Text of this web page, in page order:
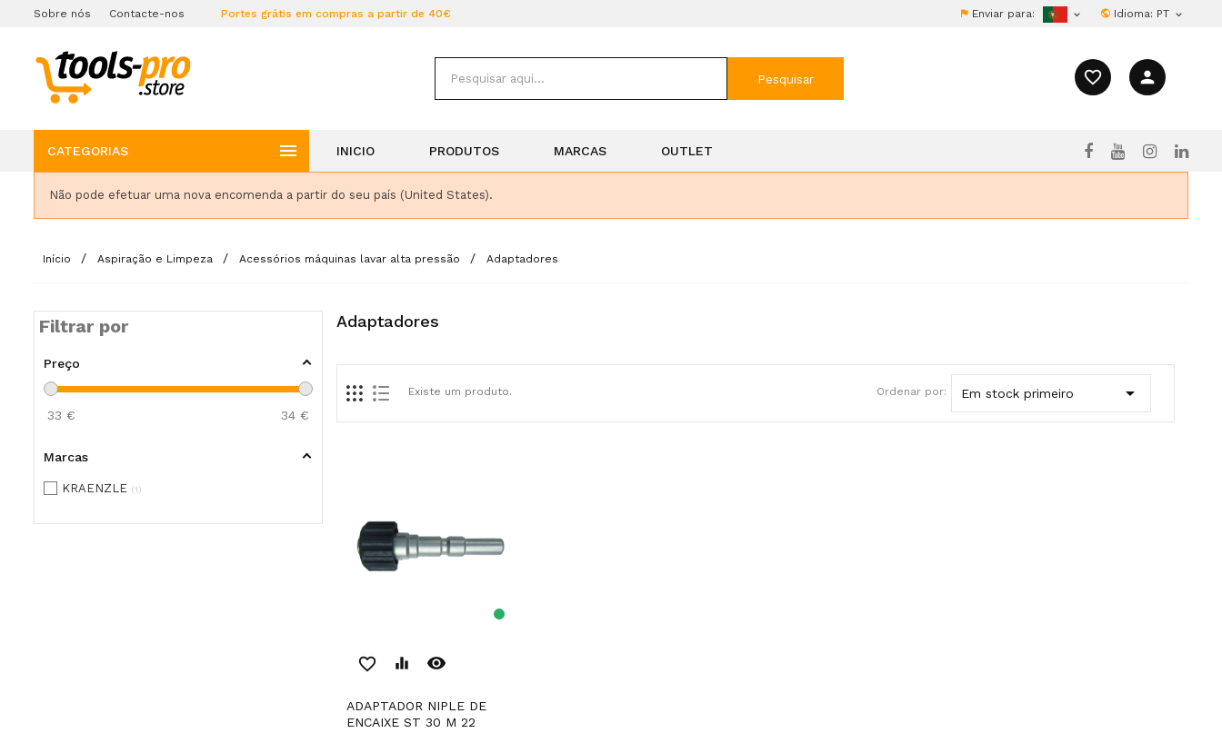
Sobre nós Contacte-nos Portes grátis em compras a partir de 40€ Enviar para:  Idioma: PT 
favorite_border person
Pesquisar
CATEGORIAS  INICIO PRODUTOS MARCAS OUTLET
Não pode efetuar uma nova encomenda a partir do seu país (United States).
Início Aspiração e Limpeza Acessórios máquinas lavar alta pressão Adaptadores
Filtrar por
Preço
33 € 34€
Marcas
KRAENZLE 1
Adaptadores
Existe um produto. Ordenar por: Em stock primeiro 
favorite_border equalizer remove_red_eye
ADAPTADOR NIPLE DE
ENCAIXE ST 30 M 22